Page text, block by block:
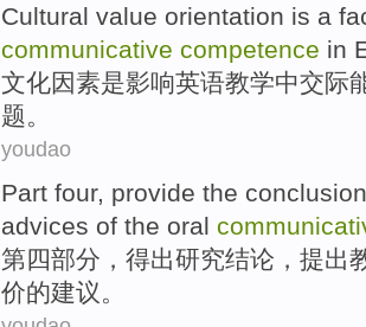
Cultural value orientation is a
communicative competence in
文化因素是影响英语教学中交际
题。
youdao
Part four, provide the
advices of the oral
第四部分， 得出研究结论， 提出
价的建议。